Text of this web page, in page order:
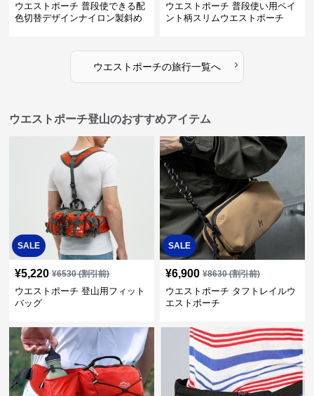
ウエストポーチ 普段使できる配
色切替デザインナイロン製斜め
ウエストポーチ 普段使い用ペイ
ント柄スリムウエストポーチ
ウエストポーチの旅行一覧へ ›
ウエストポーチ登山のおすすめアイテム
SALE
¥5,220 ¥6530(割引前)
ウエストポーチ 登山用フィット
バッグ
SALE
¥6,900 ¥8630(割引前)
ウエストポーチ タフトレイルウ
エストポーチ